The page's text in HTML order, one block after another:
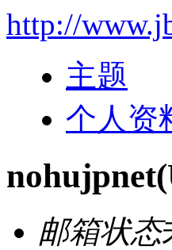
http://
主题
个人资
nohujpnet
邮箱状态